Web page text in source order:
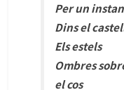
Per un
Dins el
Els estels
Ombres
el cos